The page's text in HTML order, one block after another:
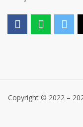
Copyright © 2022 –